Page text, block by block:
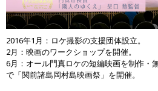
2016年1月：ロケ撮影の支援団体設立。
2月：映画のワークショップを開催。
6月：オール門真ロケの短編映画を制作・
で「関前諸島岡村島映画祭」を開催。